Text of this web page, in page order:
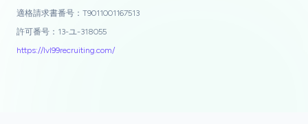
適格請求書番号：T9011001167513
許可番号：13-ユ-318055
https://lvl99recruiting.com/